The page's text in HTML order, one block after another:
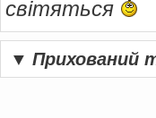
світяться
▼ Прихований